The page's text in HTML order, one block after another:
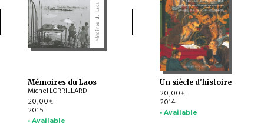
Mémoires du Laos
Michel LORRILLARD
20,00 €
2015
• Available
Un siècle d'histoire
20,00 €
2014
• Available